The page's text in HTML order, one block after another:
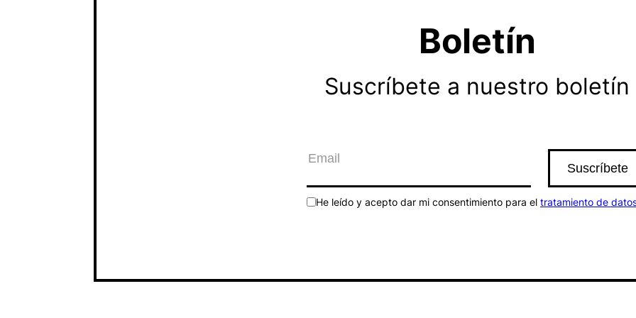
Boletín
Suscríbete a nuestro boletín
He leído y acepto dar mi consentimiento para el tratamiento de